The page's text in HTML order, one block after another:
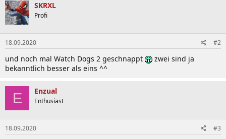
SKRXL
Profi
18.09.2020 #2
und noch mal Watch Dogs 2 geschnappt
zwei sind ja
bekanntlich besser als eins ^^
E Enzual
Enthusiast
18.09.2020 #3